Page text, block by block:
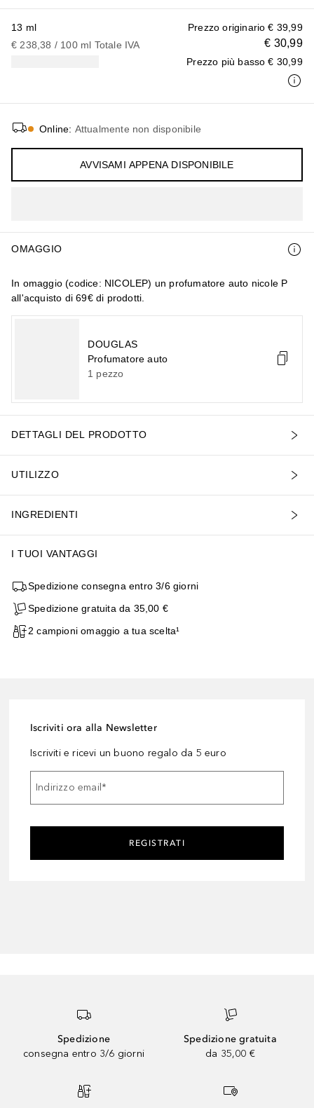
Prezzo originario € 39,99
€ 30,99
Prezzo più basso € 30,99
13 ml
€ 238,38 / 100 ml Totale IVA
Online: Attualmente non disponibile
AVVISAMI APPENA DISPONIBILE
OMAGGIO
In omaggio (codice: NICOLEP) un profumatore auto nicole P
all'acquisto di 69€ di prodotti.
DOUGLAS
Profumatore auto
1 pezzo
DETTAGLI DEL PRODOTTO
UTILIZZO
INGREDIENTI
I TUOI VANTAGGI
Spedizione consegna entro 3/6 giorni
Spedizione gratuita da 35,00 €
2 campioni omaggio a tua scelta¹
Iscriviti ora alla Newsletter
Iscriviti e ricevi un buono regalo da 5 euro
Indirizzo email*
REGISTRATI
Spedizione
consegna entro 3/6 giorni
Spedizione gratuita
da 35,00 €